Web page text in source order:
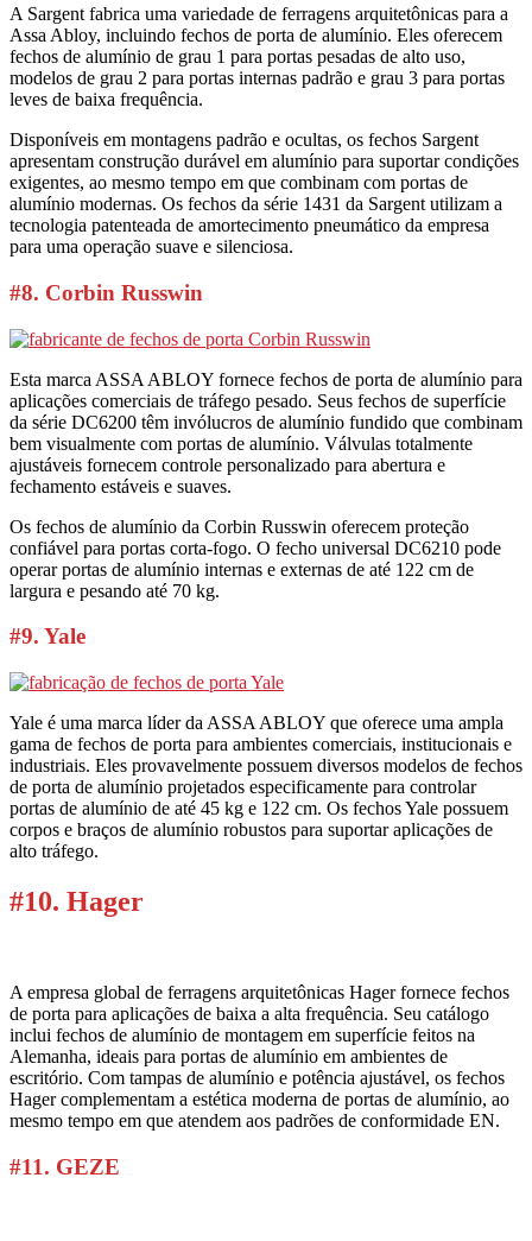
A Sargent fabrica uma variedade de ferragens arquitetônicas para a
Assa Abloy, incluindo fechos de porta de alumínio. Eles oferecem
fechos de alumínio de grau 1 para portas pesadas de alto uso,
modelos de grau 2 para portas internas padrão e grau 3 para portas
leves de baixa frequência.
Disponíveis em montagens padrão e ocultas, os fechos Sargent
apresentam construção durável em alumínio para suportar condições
exigentes, ao mesmo tempo em que combinam com portas de
alumínio modernas. Os fechos da série 1431 da Sargent utilizam a
tecnologia patenteada de amortecimento pneumático da empresa
para uma operação suave e silenciosa.
#8. Corbin Russwin
Esta marca ASSA ABLOY fornece fechos de porta de alumínio para
aplicações comerciais de tráfego pesado. Seus fechos de superfície
da série DC6200 têm invólucros de alumínio fundido que combinam
bem visualmente com portas de alumínio. Válvulas totalmente
ajustáveis fornecem controle personalizado para abertura e
fechamento estáveis e suaves.
Os fechos de alumínio da Corbin Russwin oferecem proteção
confiável para portas corta-fogo. O fecho universal DC6210 pode
operar portas de alumínio internas e externas de até 122 cm de
largura e pesando até 70 kg.
#9. Yale
Yale é uma marca líder da ASSA ABLOY que oferece uma ampla
gama de fechos de porta para ambientes comerciais, institucionais e
industriais. Eles provavelmente possuem diversos modelos de fechos
de porta de alumínio projetados especificamente para controlar
portas de alumínio de até 45 kg e 122 cm. Os fechos Yale possuem
corpos e braços de alumínio robustos para suportar aplicações de
alto tráfego.
#10. Hager
A empresa global de ferragens arquitetônicas Hager fornece fechos
de porta para aplicações de baixa a alta frequência. Seu catálogo
inclui fechos de alumínio de montagem em superfície feitos na
Alemanha, ideais para portas de alumínio em ambientes de
escritório. Com tampas de alumínio e potência ajustável, os fechos
Hager complementam a estética moderna de portas de alumínio, ao
mesmo tempo em que atendem aos padrões de conformidade EN.
#11. GEZE